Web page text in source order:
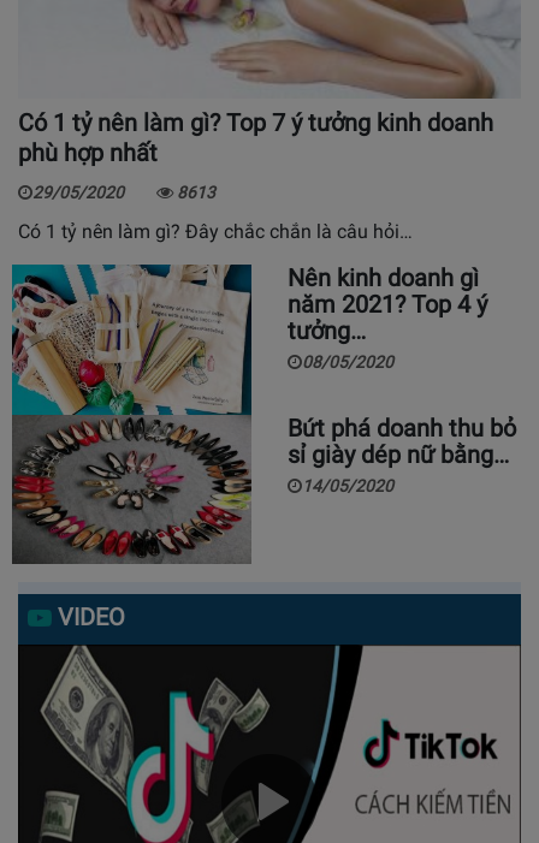
Có 1 tỷ nên làm gì? Top 7 ý tưởng kinh doanh
phù hợp nhất
29/05/2020 8613
Có 1 tỷ nên làm gì? Đây chắc chắn là câu hỏi…
Nên kinh doanh gì
năm 2021? Top 4 ý
tưởng…
08/05/2020
Bứt phá doanh thu bỏ
sỉ giày dép nữ bằng…
14/05/2020
VIDEO